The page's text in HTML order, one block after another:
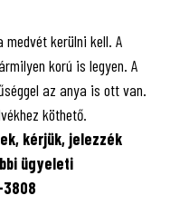
medvét kerülni kell. A
korú is legyen. A
az anya is ott van.
köthető.
kérjük, jelezzék
ügyeleti